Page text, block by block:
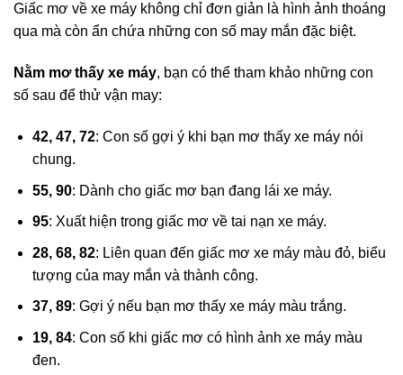
Giấc mơ về xe máy không chỉ đơn giản là hình ảnh thoáng
qua mà còn ẩn chứa những con số may mắn đặc biệt.
Nằm mơ thấy xe máy, bạn có thể tham khảo những con
số sau để thử vận may:
42, 47, 72: Con số gợi ý khi bạn mơ thấy xe máy nói
chung.
55, 90: Dành cho giấc mơ bạn đang lái xe máy.
95: Xuất hiện trong giấc mơ về tai nạn xe máy.
28, 68, 82: Liên quan đến giấc mơ xe máy màu đỏ, biểu
tượng của may mắn và thành công.
37, 89: Gợi ý nếu bạn mơ thấy xe máy màu trắng.
19, 84: Con số khi giấc mơ có hình ảnh xe máy màu
đen.